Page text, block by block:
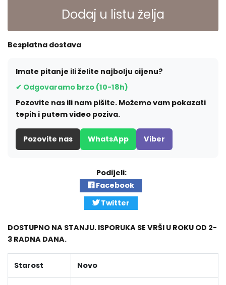
Dodaj u listu želja
Besplatna dostava
Imate pitanje ili želite najbolju cijenu?
✔ Odgovaramo brzo (10-18h)
Pozovite nas ili nam pišite. Možemo vam pokazati
tepih i putem video poziva.
Pozovite nas WhatsApp Viber
Podijeli:
Facebook
Twitter
DOSTUPNO NA STANJU. ISPORUKA SE VRŠI U ROKU OD 2-
3 RADNA DANA.
Starost Novo